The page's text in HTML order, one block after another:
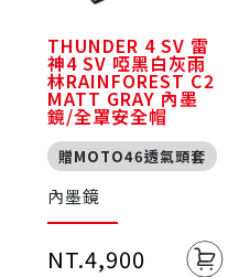
THUNDER 4 SV 雷
神4 SV 啞黑白灰雨
林RAINFOREST C2
MATT GRAY 內墨
鏡/全罩安全帽
贈MOTO46透氣頭套
內墨鏡
NT.4,900